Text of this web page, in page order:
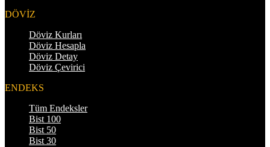
DÖVİZ
Döviz Kurları
Döviz Hesapla
Döviz Detay
Döviz Çevirici
ENDEKS
Tüm Endeksler
Bist 100
Bist 50
Bist 30